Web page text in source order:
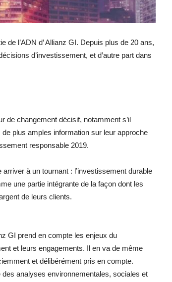
de l’ADN d’ Allianz GI. Depuis plus de 20 ans,
d’investissement, et d’autre part dans
de changement décisif, notamment s’il
plus amples information sur leur approche
responsable 2019.
à un tournant : l’investissement durable
une partie intégrante de la façon dont les
de leurs clients.
GI prend en compte les enjeux du
et leurs engagements. Il en va de même
et délibérément pris en compte.
analyses environnementales, sociales et